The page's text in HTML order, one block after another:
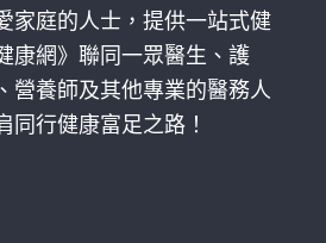
家庭的人士，提供一站式健
康網》聯同一眾醫生、護
營養師及其他專業的醫務人
同行健康富足之路！